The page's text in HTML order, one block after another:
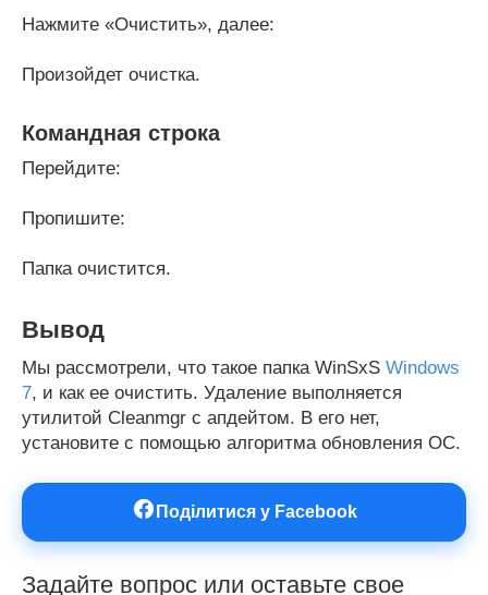
Нажмите «Очистить», далее:
Произойдет очистка.
Командная строка
Перейдите:
Пропишите:
Папка очистится.
Вывод
Мы рассмотрели, что такое папка WinSxS Windows
7, и как ее очистить. Удаление выполняется
утилитой Cleanmgr с апдейтом. В его нет,
установите с помощью алгоритма обновления ОС.
Поділитися у Facebook
Задайте вопрос или оставьте свое